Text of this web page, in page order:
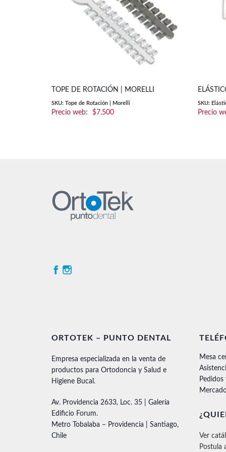
TOPE DE ROTACIÓN | MORELLI
SKU: Tope de Rotación | Morelli
$7.500
SKU:
ORTOTEK – PUNTO DENTAL
Empresa especializada en la venta de
productos para Ortodoncia y Salud e
Higiene Bucal.
Av. Providencia 2633, Loc. 35 | Galería
Edificio Forum.
Metro Tobalaba – Providencia | Santiago,
Chile
Mesa
Ver
Postula